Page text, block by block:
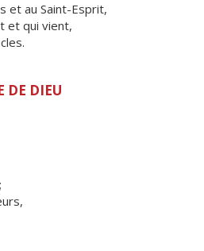
et au Saint-Esprit,
et qui vient,
DE DIEU